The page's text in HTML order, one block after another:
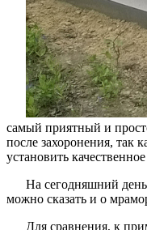
самый приятный и
после захоронения, так
установить
На сегодняшний
можно сказать и о
Для сравнения, к